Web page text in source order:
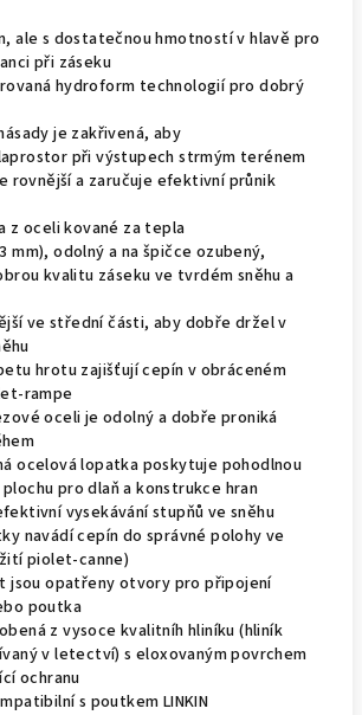
ale s dostatečnou hmotností v hlavě pro
při záseku
hydroform technologií pro dobrý
je zakřivená, aby
při výstupech strmým terénem
rovnější a zaručuje efektivní průnik
z oceli kované za tepla
mm), odolný a na špičce ozubený,
kvalitu záseku ve tvrdém sněhu a
ve střední části, aby dobře držel v
hrotu zajišťují cepín v obráceném
rampe
oceli je odolný a dobře proniká
ocelová lopatka poskytuje pohodlnou
pro dlaň a konstrukce hran
vysekávání stupňů ve sněhu
navádí cepín do správné polohy ve
piolet-canne)
jsou opatřeny otvory pro připojení
poutka
z vysoce kvalitníh hliníku (hliník
v letectví) s eloxovaným povrchem
ochranu
s poutkem LINKIN